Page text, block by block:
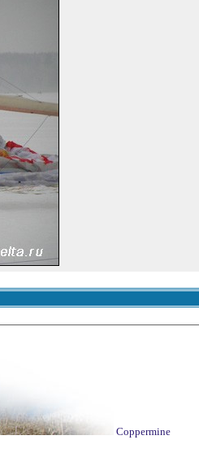
Coppermine